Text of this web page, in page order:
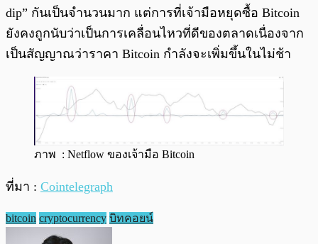
dip” กันเป็นจำนวนมาก แต่การที่เจ้ามือหยุดซื้อ Bitcoin
ยังคงถูกนับว่าเป็นการเคลื่อนไหวที่ดีของตลาดเนื่องจาก
เป็นสัญญาณว่าราคา Bitcoin กำลังจะเพิ่มขึ้นในไม่ช้า
ภาพ : Netflow ของเจ้ามือ Bitcoin
ที่มา : Cointelegraph
bitcoin cryptocurrency บิทคอยน์